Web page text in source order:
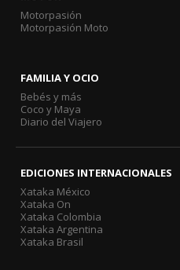
Motorpasión
Motorpasión Moto
FAMILIA Y OCIO
Bebés y más
Coco y Maya
Diario del Viajero
EDICIONES INTERNACIONALES
Xataka México
Xataka On
Xataka Colombia
Xataka Argentina
Xataka Brasil